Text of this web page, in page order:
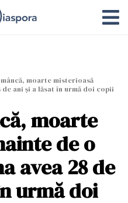
moarte misterioasă
ani și a lăsat în urmă doi copii
moarte
de o
avea 28 de
urmă doi